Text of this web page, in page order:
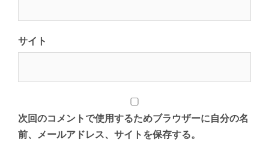
サイト
次回のコメントで使用するためブラウザーに自分の名
前、メールアドレス、サイトを保存する。